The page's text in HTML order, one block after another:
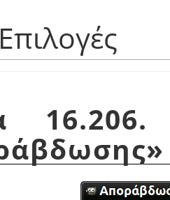
16.206.
»